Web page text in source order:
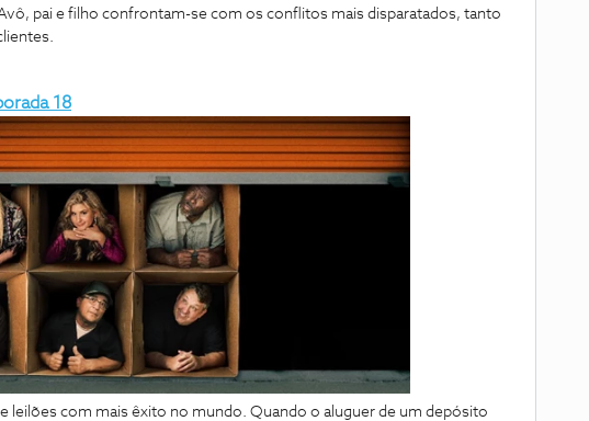
pai e filho confrontam-se com os conflitos mais disparatados, tanto
18
leilões com mais êxito no mundo. Quando o aluguer de um depósito